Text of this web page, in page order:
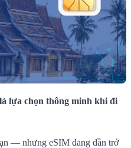
lựa chọn thông minh khi đi
— nhưng eSIM đang dần trở